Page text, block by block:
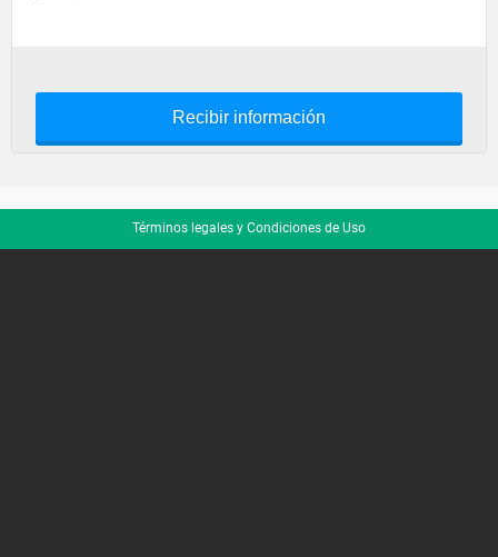
Recibir información
Términos legales y Condiciones de Uso